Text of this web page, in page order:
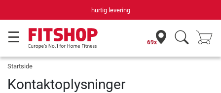
hurtig levering
69x
Startside
Kontaktoplysninger